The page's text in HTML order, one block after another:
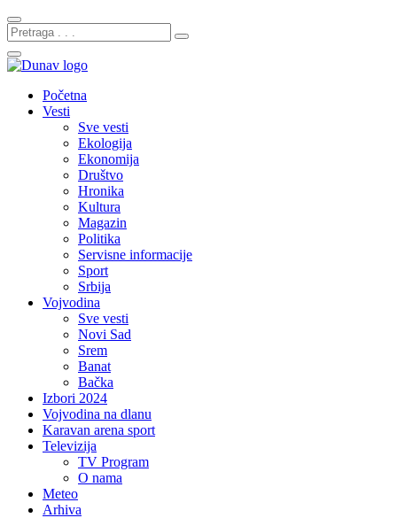
Početna
Vesti
Sve vesti
Ekologija
Ekonomija
Društvo
Hronika
Kultura
Magazin
Politika
Servisne informacije
Sport
Srbija
Vojvodina
Sve vesti
Novi Sad
Srem
Banat
Bačka
Izbori 2024
Vojvodina na dlanu
Karavan arena sport
Televizija
TV Program
O nama
Meteo
Arhiva